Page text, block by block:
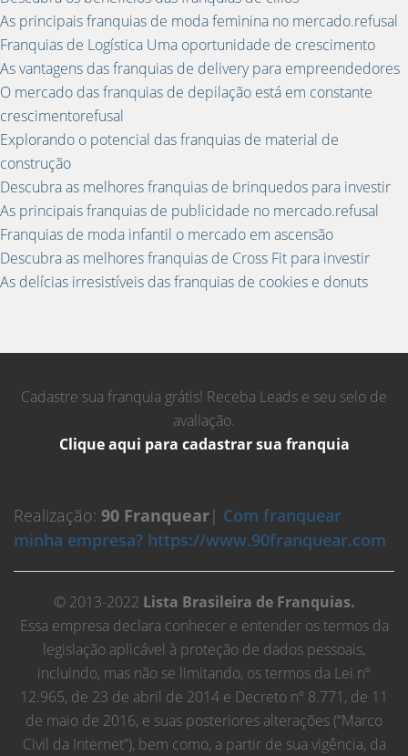
As principais franquias de moda feminina no mercado.refusal
Franquias de Logística Uma oportunidade de crescimento
As vantagens das franquias de delivery para empreendedores
O mercado das franquias de depilação está em constante
crescimentorefusal
Explorando o potencial das franquias de material de
construção
Descubra as melhores franquias de brinquedos para investir
As principais franquias de publicidade no mercado.refusal
Franquias de moda infantil o mercado em ascensão
Descubra as melhores franquias de Cross Fit para investir
As delícias irresistíveis das franquias de cookies e donuts
Cadastre sua franquia grátis! Receba Leads e seu selo de
avaliação.
Clique aqui para cadastrar sua franquia
Realização: 90 Franquear| Com franquear
minha empresa? https://www.90franquear.com
© 2013-2022 Lista Brasileira de Franquias.
Essa empresa declara conhecer e entender os termos da
legislação aplicável à proteção de dados pessoais,
incluindo, mas não se limitando, os termos da Lei nº
12.965, de 23 de abril de 2014 e Decreto nº 8.771, de 11
de maio de 2016, e suas posteriores alterações (“Marco
Civil da Internet”), bem como, a partir de sua vigência, da